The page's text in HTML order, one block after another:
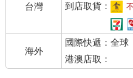
我說的這一區指的是新宿歌舞
有兩條直通通的小巷，夜裡亮
的是一番街、三番街、五番街
四季之路和花園神社之間，有
過。這一區密集開著近三百家
台灣
到店取貨：
海外
國際快遞：全球
港澳店取：